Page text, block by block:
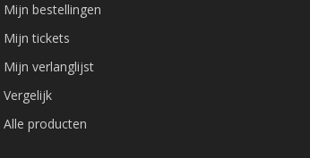
Mijn bestellingen
Mijn tickets
Mijn verlanglijst
Vergelijk
Alle producten